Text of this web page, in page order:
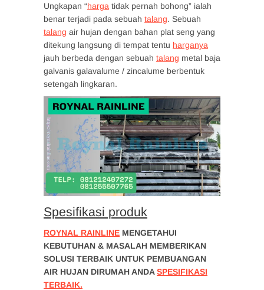
Ungkapan “harga tidak pernah bohong” ialah
benar terjadi pada sebuah talang. Sebuah
talang air hujan dengan bahan plat seng yang
ditekung langsung di tempat tentu harganya
jauh berbeda dengan sebuah talang metal baja
galvanis galavalume / zincalume berbentuk
setengah lingkaran.
Spesifikasi produk
ROYNAL RAINLINE MENGETAHUI
KEBUTUHAN & MASALAH MEMBERIKAN
SOLUSI TERBAIK UNTUK PEMBUANGAN
AIR HUJAN DIRUMAH ANDASPESIFIKASI
TERBAIK.